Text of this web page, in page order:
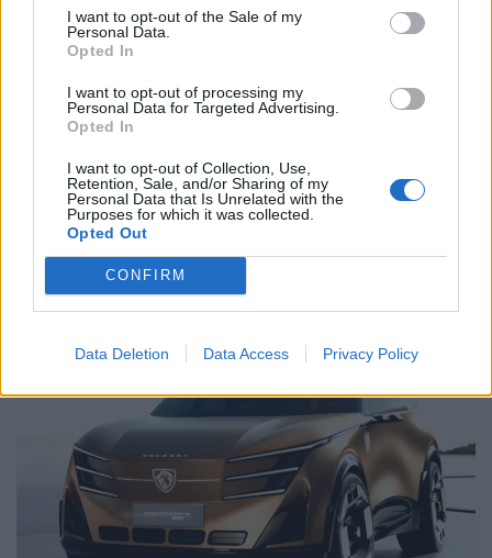
I want to opt-out of the Sale of my
Personal Data.
Opted In
I want to opt-out of processing my
Personal Data for Targeted Advertising.
Opted In
I want to opt-out of Collection, Use,
Retention, Sale, and/or Sharing of my
Personal Data that Is Unrelated with the
Purposes for which it was collected.
Opted Out
CONFIRM
Data Deletion Data Access Privacy Policy
Related Posts
Ford e Geely avançam e sucessor do Kuga
pode surpreender